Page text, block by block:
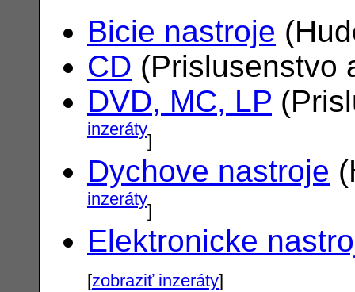
Bicie nastroje
CD (Prislusenstvo
DVD, MC, LP
inzeráty]
Dychove nastroje
inzeráty]
Elektronicke
[zobraziť inzeráty]